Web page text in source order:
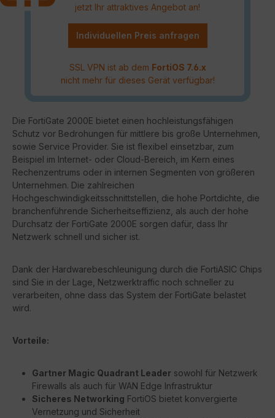
jetzt Ihr attraktives Angebot an!
Individuellen Preis anfragen
SSL VPN ist ab dem FortiOS 7.6.x
nicht mehr für dieses Gerät verfügbar!
Die FortiGate 2000E bietet einen hochleistungsfähigen
Schutz vor Bedrohungen für mittlere bis große Unternehmen,
sowie Service Provider. Sie ist flexibel einsetzbar, zum
Beispiel im Internet- oder Cloud-Bereich, im Kern eines
Rechenzentrums oder in internen Segmenten von größeren
Unternehmen. Die zahlreichen
Hochgeschwindigkeitsschnittstellen, die hohe Portdichte, die
branchenführende Sicherheitseffizienz, als auch der hohe
Durchsatz der FortiGate 2000E sorgen dafür, dass Ihr
Netzwerk schnell und sicher ist.
Dank der Hardwarebeschleunigung durch die FortiASIC Chips
sind Sie in der Lage, Netzwerktraffic noch schneller zu
verarbeiten, ohne dass das System der FortiGate belastet
wird.
Vorteile:
Gartner Magic Quadrant Leader sowohl für Netzwerk
Firewalls als auch für WAN Edge Infrastruktur
Sicheres Networking FortiOS bietet konvergierte
Vernetzung und Sicherheit